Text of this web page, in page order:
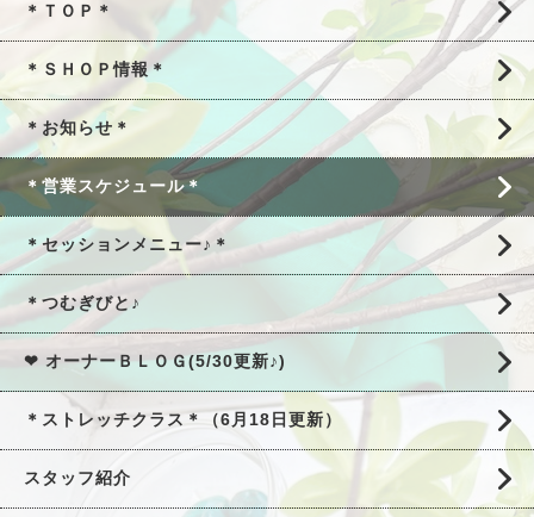
＊ＴＯＰ＊
＊ＳＨＯＰ情報＊
＊お知らせ＊
＊営業スケジュール＊
＊セッションメニュー♪＊
＊つむぎびと♪
❤ オーナーＢＬＯＧ(5/30更新♪)
＊ストレッチクラス＊（6月18日更新）
スタッフ紹介